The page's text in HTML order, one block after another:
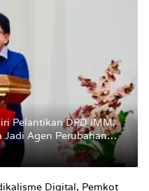
Pelantikan DPD IMM,
Jadi Agen Perubahan
Digital, Pemkot